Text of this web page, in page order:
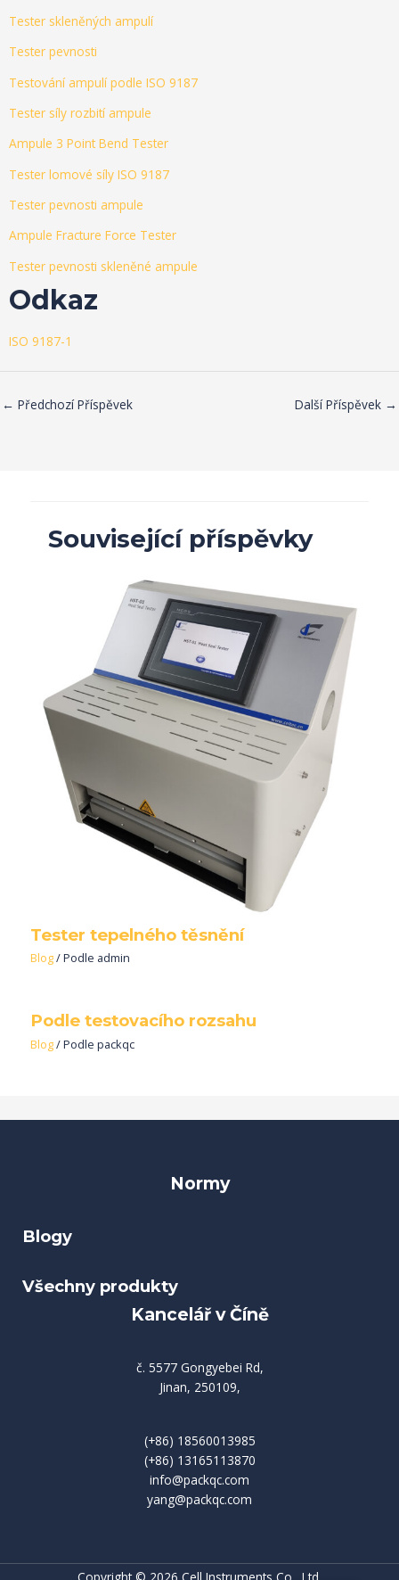
Tester skleněných ampulí
Tester pevnosti
Testování ampulí podle ISO 9187
Tester síly rozbití ampule
Ampule 3 Point Bend Tester
Tester lomové síly ISO 9187
Tester pevnosti ampule
Ampule Fracture Force Tester
Tester pevnosti skleněné ampule
Odkaz
ISO 9187-1
← Předchozí Příspěvek Další Příspěvek →
Související příspěvky
Tester tepelného těsnění
Blog/ Podle admin
Podle testovacího rozsahu
Blog/ Podlepackqc
Normy
Blogy
Všechny produkty
Kancelář v Číně
č. 5577 Gongyebei Rd,
Jinan, 250109,
(+86) 18560013985
(+86) 13165113870
info@packqc.com
yang@packqc.com